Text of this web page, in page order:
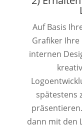
Auf Basis
Grafiker Ihre
internen
spätestens
dann mit den